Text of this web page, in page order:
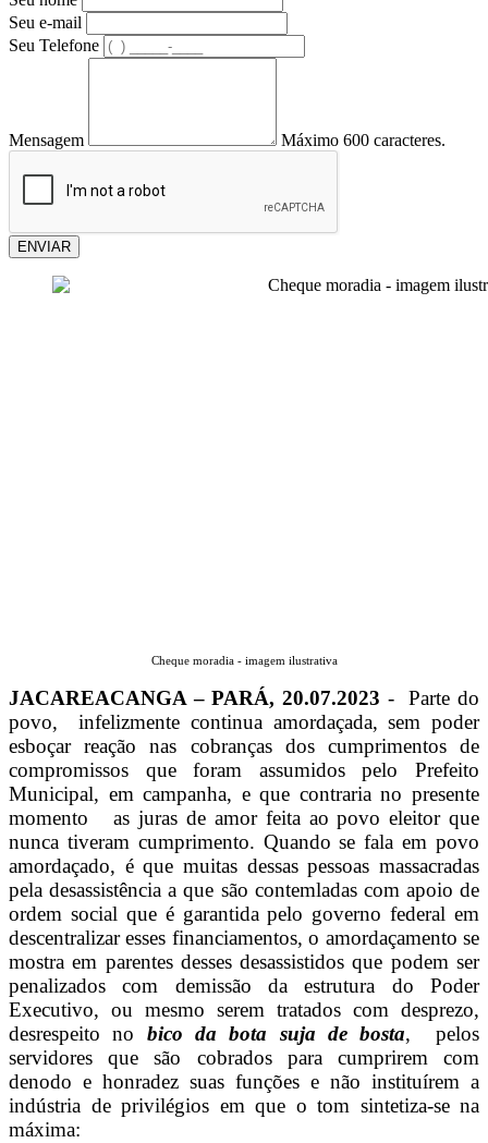
Seu e-mail
Seu Telefone
Mensagem Máximo 600 caracteres.
ENVIAR
Cheque moradia - imagem ilustrativa
JACAREACANGA – PARÁ, 20.07.2023 - Parte do
povo, infelizmente continua amordaçada, sem poder
esboçar reação nas cobranças dos cumprimentos de
compromissos que foram assumidos pelo Prefeito
Municipal, em campanha, e que contraria no presente
momento as juras de amor feita ao povo eleitor que
nunca tiveram cumprimento. Quando se fala em povo
amordaçado, é que muitas dessas pessoas massacradas
pela desassistência a que são contemladas com apoio de
ordem social que é garantida pelo governo federal em
descentralizar esses financiamentos, o amordaçamento se
mostra em parentes desses desassistidos que podem ser
penalizados com demissão da estrutura do Poder
Executivo, ou mesmo serem tratados com desprezo,
desrespeito no bico da bota suja de bosta, pelos
servidores que são cobrados para cumprirem com
denodo e honradez suas funções e não instituírem a
indústria de privilégios em que o tom sintetiza-se na
máxima: